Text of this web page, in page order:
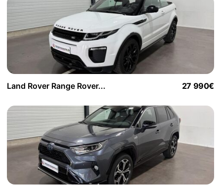
Land Rover Range Rover... 27 990€